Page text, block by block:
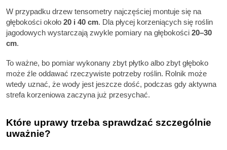
W przypadku drzew tensometry najczęściej montuje się na
głębokości około 20 i 40 cm. Dla płycej korzeniących się roślin
jagodowych wystarczają zwykle pomiary na głębokości 20–30
cm.
To ważne, bo pomiar wykonany zbyt płytko albo zbyt głęboko
może źle oddawać rzeczywiste potrzeby roślin. Rolnik może
wtedy uznać, że wody jest jeszcze dość, podczas gdy aktywna
strefa korzeniowa zaczyna już przesychać.
Które uprawy trzeba sprawdzać szczególnie
uważnie?